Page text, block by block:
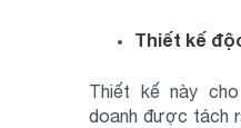
Thiết kế
Thiết kế này
doanh được tách